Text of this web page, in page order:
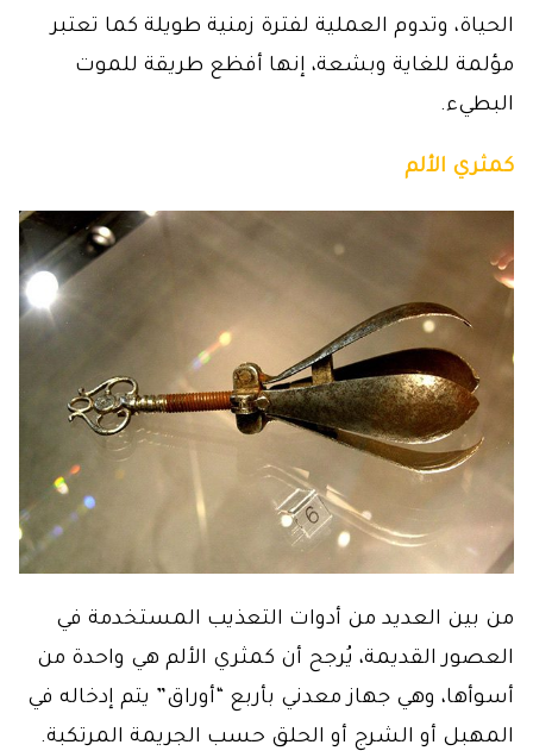
الحياة، وتدوم العملية لفترة زمنية طويلة كما تعتبر
مؤلمة للغاية وبشعة، إنها أفظع طريقة للموت
البطيء.
كمثري الألم
من بين العديد من أدوات التعذيب المستخدمة في
العصور القديمة، يُرجح أن كمثري الألم هي واحدة من
أسوأها، وهي جهاز معدني بأربع “أوراق” يتم إدخاله في
المهبل أو الشرج أو الحلق حسب الجريمة المرتكبة.